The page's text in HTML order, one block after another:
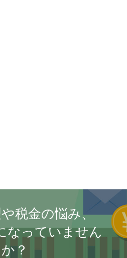
税金の悩み、
なっていません
か？